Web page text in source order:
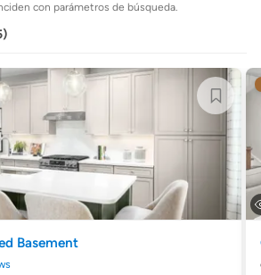
con parámetros de búsqueda.
Basement